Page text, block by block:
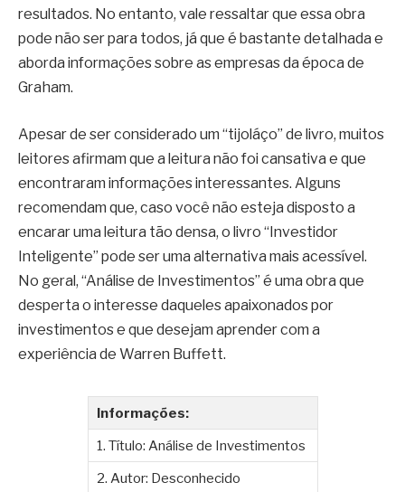
resultados. No entanto, vale ressaltar que essa obra
pode não ser para todos, já que é bastante detalhada e
aborda informações sobre as empresas da época de
Graham.
Apesar de ser considerado um “tijoláço” de livro, muitos
leitores afirmam que a leitura não foi cansativa e que
encontraram informações interessantes. Alguns
recomendam que, caso você não esteja disposto a
encarar uma leitura tão densa, o livro “Investidor
Inteligente” pode ser uma alternativa mais acessível.
No geral, “Análise de Investimentos” é uma obra que
desperta o interesse daqueles apaixonados por
investimentos e que desejam aprender com a
experiência de Warren Buffett.
Informações:
1. Título: Análise de Investimentos
2. Autor: Desconhecido